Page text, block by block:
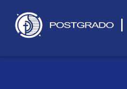
contenido